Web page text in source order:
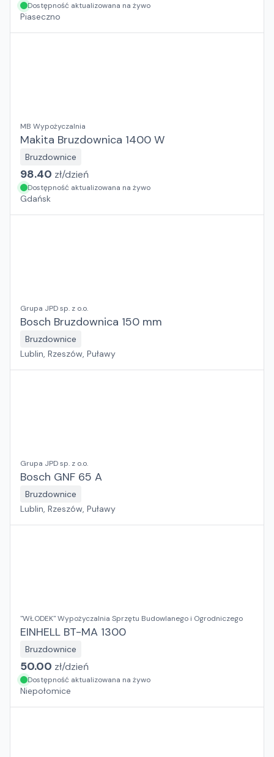
Dostępność aktualizowana na żywo
Piaseczno
MB Wypożyczalnia
Makita Bruzdownica 1400 W
Bruzdownice
98.40 zł/dzień
Dostępność aktualizowana na żywo
Gdańsk
Grupa JPD sp. z o.o.
Bosch Bruzdownica 150 mm
Bruzdownice
Lublin, Rzeszów, Puławy
Grupa JPD sp. z o.o.
Bosch GNF 65 A
Bruzdownice
Lublin, Rzeszów, Puławy
"WŁODEK" Wypożyczalnia Sprzętu Budowlanego i Ogrodniczego
EINHELL BT-MA 1300
Bruzdownice
50.00 zł/dzień
Dostępność aktualizowana na żywo
Niepołomice